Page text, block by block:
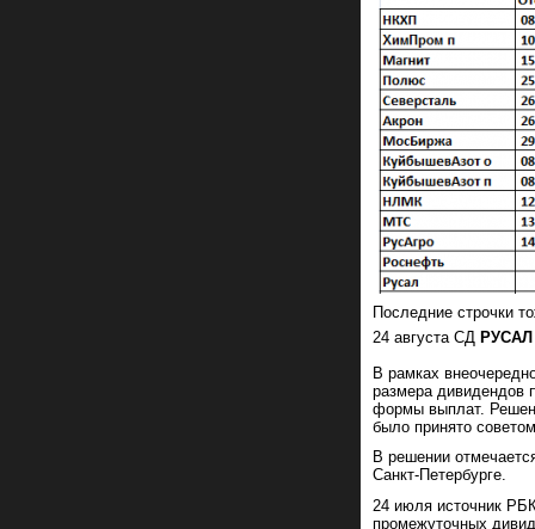
Последние строчки
24 августа СД РУСАЛ
В рамках
размера дивидендов
формы выплат.
было принято
В решении
Санкт-Петербурге.
24 июля источник
промежуточных